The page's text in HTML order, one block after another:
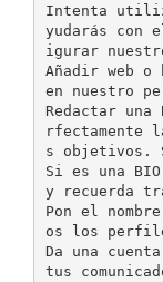
Intenta
yudarás con
igurar
Añadir web o
en nuestro
Redactar
rfectamente
s objetivos.
Si es una
y recuerda
Pon el
os los
Da una
tus